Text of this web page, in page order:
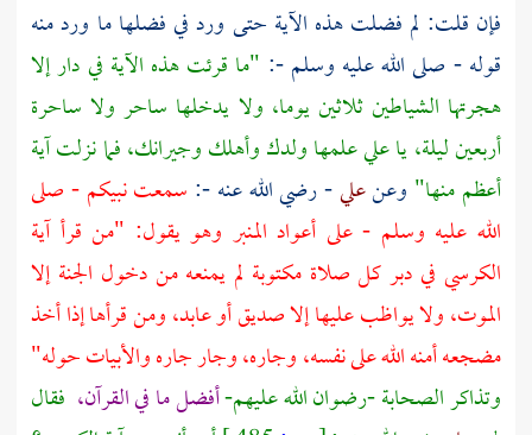
فإن قلت: لم فضلت هذه الآية حتى ورد في فضلها ما ورد منه
قوله - صلى الله عليه وسلم -: "ما قرئت هذه الآية في دار إلا
هجرتها الشياطين ثلاثين يوما، ولا يدخلها ساحر ولا ساحرة
أربعين ليلة، يا علي علمها ولدك وأهلك وجيرانك، فما نزلت آية
أعظم منها" وعنعلي- رضي الله عنه -: سمعت نبيكم - صلى
الله عليه وسلم - على أعواد المنبر وهو يقول: "من قرأ آية
الكرسي في دبر كل صلاة مكتوبة لم يمنعه من دخول الجنة إلا
الموت، ولا يواظب عليها إلا صديق أو عابد، ومن قرأها إذا أخذ
مضجعه أمنه الله على نفسه، وجاره، وجار جاره والأبيات حوله"
وتذاكر الصحابة -رضوان الله عليهم-أفضل ما في القرآن، فقال